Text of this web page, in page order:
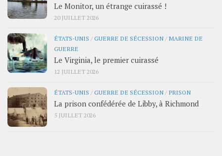
Le Monitor, un étrange cuirassé !
20 JUILLET 2026
ÉTATS-UNIS /GUERRE DE SÉCESSION / MARINE DE
GUERRE
Le Virginia, le premier cuirassé
12 JUILLET 2026
ÉTATS-UNIS /GUERRE DE SÉCESSION / PRISON
La prison confédérée de Libby, à Richmond
5 JUILLET 2026